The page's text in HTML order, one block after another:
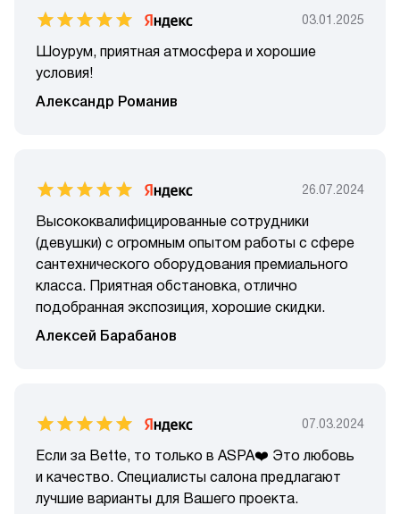
03.01.2025
Шоурум, приятная атмосфера и хорошие
условия!
Александр Романив
26.07.2024
Высококвалифицированные сотрудники
(девушки) с огромным опытом работы с сфере
сантехнического оборудования премиального
класса. Приятная обстановка, отлично
подобранная экспозиция, хорошие скидки.
Алексей Барабанов
07.03.2024
Если за Bette, то только в ASPA❤️ Это любовь
и качество. Специалисты салона предлагают
лучшие варианты для Вашего проекта.